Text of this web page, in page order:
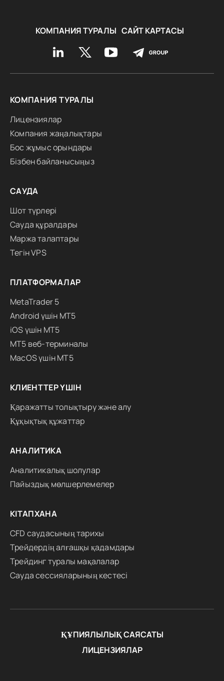
КОМПАНИЯ ТУРАЛЫ САЙТ КАРТАСЫ
КОМПАНИЯ ТУРАЛЫ
Лицензиялар
Компания жаңалықтары
Бос жұмыс орындары
Бізбен байланысыңыз
САУДА
Шот түрлері
Сауда құралдары
Маржа талаптары
Тегін VPS
ПЛАТФОРМАЛАР
MetaTrader 5
Android үшін MT5
iOS үшін MT5
MT5 веб-терминалы
MacOS үшін MT5
КЛИЕНТТЕР ҮШІН
Қаражатты толықтыру және алу
Құқықтық құжаттар
АНАЛИТИКА
Аналитикалық шолулар
Пайыздық мөлшерлемелер
КІТАПХАНА
CFD саудасының тарихы
Трейдердің алғашқы қадамдары
Трейдинг туралы мақалалар
Сауда сессияларының кестесі
ҚҰПИЯЛЫЛЫҚ САЯСАТЫ
ЛИЦЕНЗИЯЛАР